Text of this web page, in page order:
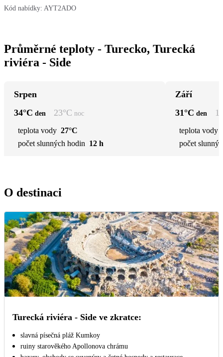
Kód nabídky: AYT2ADO
Průměrné teploty - Turecko, Turecká
riviéra - Side
Srpen
34°C den 23°C noc
teplota vody 27°C
počet slunných hodin 12 h
Září
31°C den
teplota vody
počet
O destinaci
Turecká riviéra - Side ve zkratce:
slavná písečná pláž Kumkoy
ruiny starověkého Apollonova chrámu